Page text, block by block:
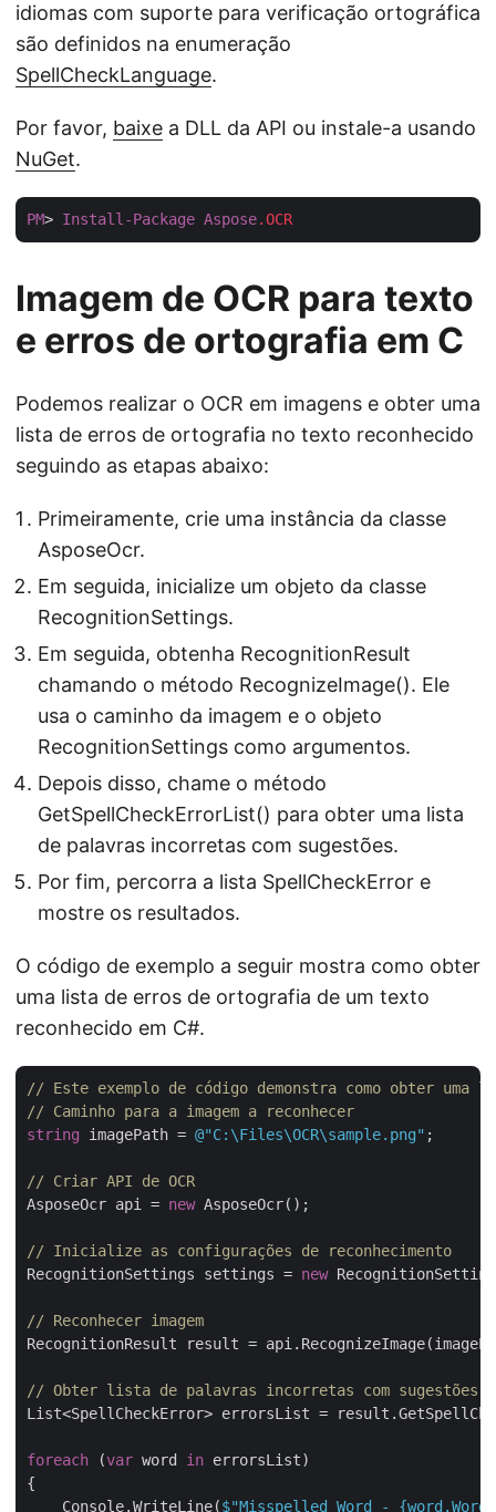
idiomas com suporte para verificação ortográfica
são definidos na enumeração
SpellCheckLanguage.
Por favor, baixe a DLL da API ou instale-a usando
NuGet.
PM> Install-Package Aspose.OCR
Imagem de OCR para texto
e erros de ortografia em C
Podemos realizar o OCR em imagens e obter uma
lista de erros de ortografia no texto reconhecido
seguindo as etapas abaixo:
Primeiramente, crie uma instância da classe
AsposeOcr.
Em seguida, inicialize um objeto da classe
RecognitionSettings.
Em seguida, obtenha RecognitionResult
chamando o método RecognizeImage(). Ele
usa o caminho da imagem e o objeto
RecognitionSettings como argumentos.
Depois disso, chame o método
GetSpellCheckErrorList() para obter uma lista
de palavras incorretas com sugestões.
Por fim, percorra a lista SpellCheckError e
mostre os resultados.
O código de exemplo a seguir mostra como obter
uma lista de erros de ortografia de um texto
reconhecido em C#.
// Este exemplo de código demonstra como obter
// Caminho para a imagem a reconhecer
string imagePath = @"C:\Files\OCR\sample.png" ;
// Criar API de OCR
AsposeOcr api = new AsposeOcr();
// Inicialize as configurações de reconhecimento
RecognitionSettings settings = new
// Reconhecer imagem
RecognitionResult result =
// Obter lista de palavras incorretas com sugestões
List<SpellCheckError> errorsList =
foreach (var word in errorsList)
{
    Console.WriteLine(
$"Misspelled Word - {word.Word}